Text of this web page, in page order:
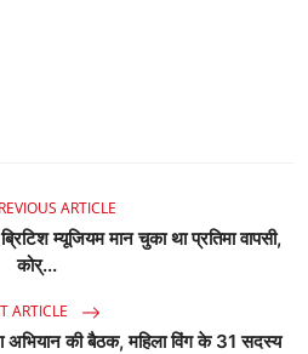
ARTICLE
म्यूजियम मान चुका था प्रतिमा वापसी,
कोर्...
ARTICLE
अभियान की बैठक, महिला विंग के 31 सदस्य